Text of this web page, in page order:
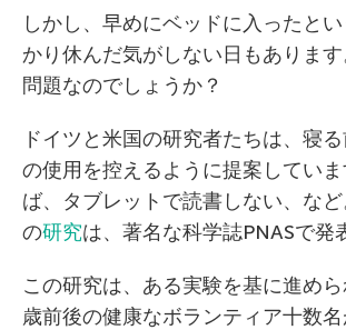
しかし、早めにベッドに入ったと
かり休んだ気がしない日もありま
問題なのでしょうか？
ドイツと米国の研究者たちは、寝
の使用を控えるように提案していま
ば、タブレットで読書しない、な
の研究は、著名な科学誌PNASで発
この研究は、ある実験を基に進め
歳前後の健康なボランティア十数